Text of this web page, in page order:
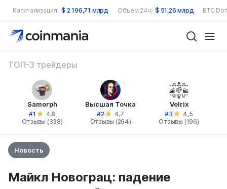
Капитализация: $ 2 196,71 млрд Объем 24ч: $ 51,26 млрд BTC
ТОП-3 трейдеры
Samorph
#1
4,9
Отзывы (338)
Высшая Точка
#2
4,7
Отзывы (264)
Velrix
#3
4,5
Отзывы (196)
Новость
Майкл Новограц: падение